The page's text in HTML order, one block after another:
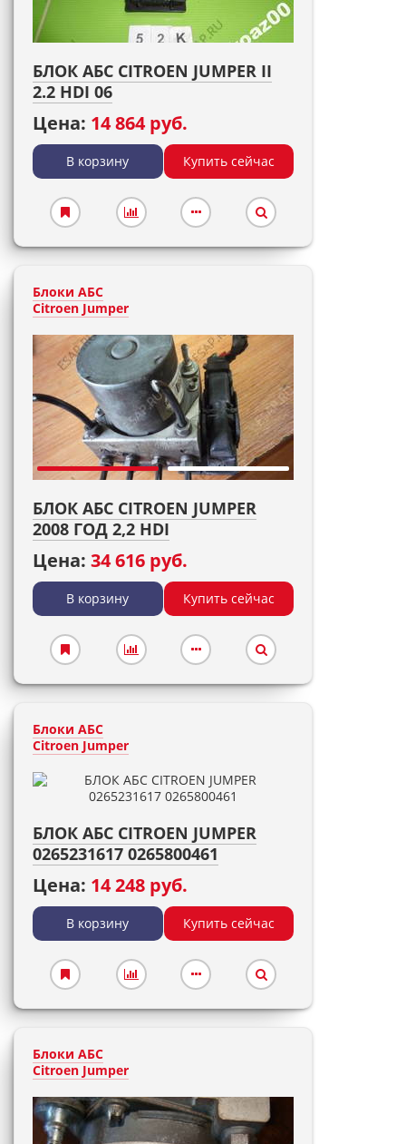
БЛОК АБС CITROEN JUMPER II
2.2 HDI 06
Цена: 14 864 руб.
В корзину Купить сейчас
Блоки АБС
Citroen Jumper
БЛОК АБС CITROEN JUMPER
2008 ГОД 2,2 HDI
Цена: 34 616 руб.
В корзину Купить сейчас
Блоки АБС
Citroen Jumper
БЛОК АБС CITROEN JUMPER
0265231617 0265800461
Цена: 14 248 руб.
В корзину Купить сейчас
Блоки АБС
Citroen Jumper